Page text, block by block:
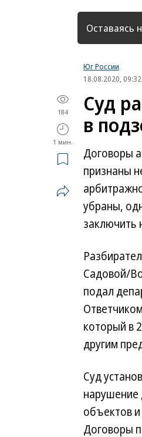
страница
Оставаясь
Юг России
18.08.2020, 09:32
184
1 мин.
Суд
в
Договоры
признаны
убраны,
заключить
Садовой/
подал
который в
другим
Суд
нарушение
объектов
Договоры